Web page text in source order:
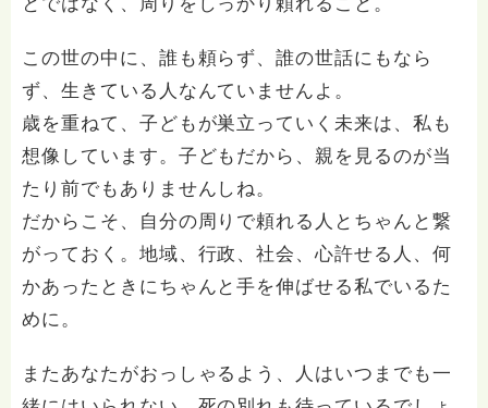
この世の中に、誰も頼らず、誰の世話にもなら
ず、生きている人なんていませんよ。
歳を重ねて、子どもが巣立っていく未来は、私も
想像しています。子どもだから、親を見るのが当
たり前でもありませんしね。
だからこそ、自分の周りで頼れる人とちゃんと繋
がっておく。地域、行政、社会、心許せる人、何
かあったときにちゃんと手を伸ばせる私でいるた
めに。
またあなたがおっしゃるよう、人はいつまでも一